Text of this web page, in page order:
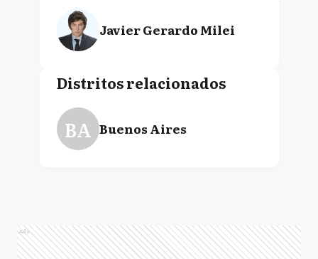
Javier Gerardo Milei
Distritos relacionados
BA Buenos Aires
Ads